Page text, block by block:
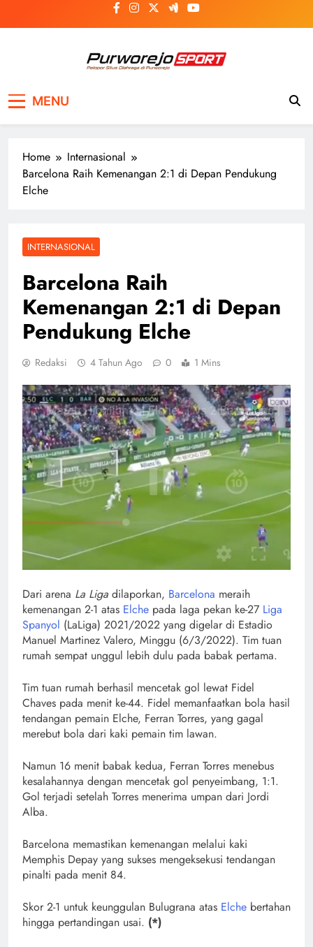
to
MENU
Home
Internasional
Barcelona Raih Kemenangan 2:1 di Depan Pendukung
Elche
INTERNASIONAL
Barcelona Raih
Kemenangan 2:1 di Depan
Pendukung Elche
Redaksi 4 Tahun Ago 0 1 Mins
Dari arena La Liga dilaporkan, Barcelona meraih
kemenangan 2-1 atas Elche pada laga pekan ke-27 Liga
Spanyol (LaLiga) 2021/2022 yang digelar di Estadio
Manuel Martinez Valero, Minggu (6/3/2022). Tim tuan
rumah sempat unggul lebih dulu pada babak pertama.
Tim tuan rumah berhasil mencetak gol lewat Fidel
Chaves pada menit ke-44. Fidel memanfaatkan bola hasil
tendangan pemain Elche, Ferran Torres, yang gagal
merebut bola dari kaki pemain tim lawan.
Namun 16 menit babak kedua, Ferran Torres menebus
kesalahannya dengan mencetak gol penyeimbang, 1:1.
Gol terjadi setelah Torres menerima umpan dari Jordi
Alba.
Barcelona memastikan kemenangan melalui kaki
Memphis Depay yang sukses mengeksekusi tendangan
pinalti pada menit 84.
Skor 2-1 untuk keunggulan Bulugrana atas Elche bertahan
hingga pertandingan usai. (*)